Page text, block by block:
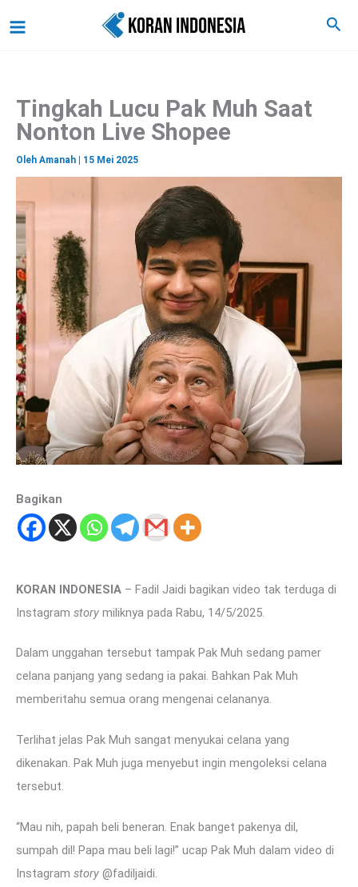
ke
Cari
Tingkah Lucu Pak Muh Saat
Nonton Live Shopee
Oleh Amanah 15 Mei 2025
Bagikan
KORAN INDONESIA – Fadil Jaidi bagikan video tak terduga di
Instagram story miliknya pada Rabu, 14/5/2025.
Dalam unggahan tersebut tampak Pak Muh sedang pamer
celana panjang yang sedang ia pakai. Bahkan Pak Muh
memberitahu semua orang mengenai celananya.
Terlihat jelas Pak Muh sangat menyukai celana yang
dikenakan. Pak Muh juga menyebut ingin mengoleksi celana
tersebut.
“Mau nih, papah beli beneran. Enak banget pakenya dil,
sumpah dil! Papa mau beli lagi!” ucap Pak Muh dalam video di
Instagram story @fadiljaidi.
a